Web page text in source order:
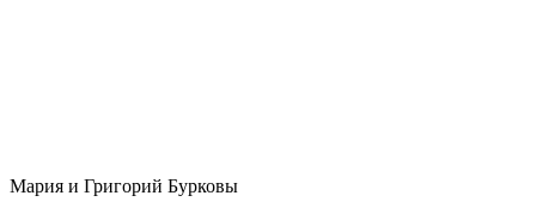
Мария и Григорий Бурковы